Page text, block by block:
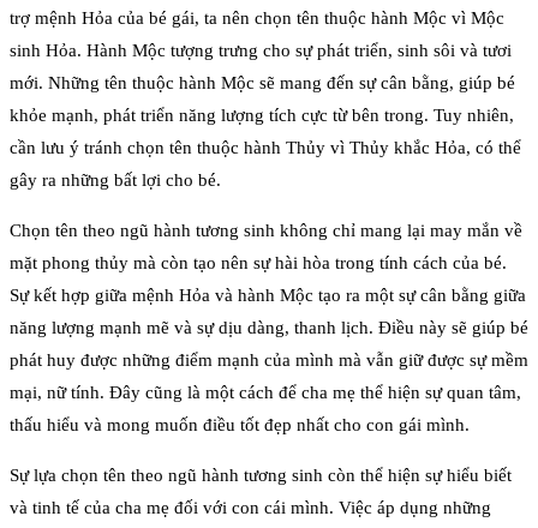
trợ mệnh Hỏa của bé gái, ta nên chọn tên thuộc hành Mộc vì Mộc
sinh Hỏa. Hành Mộc tượng trưng cho sự phát triển, sinh sôi và tươi
mới. Những tên thuộc hành Mộc sẽ mang đến sự cân bằng, giúp bé
khỏe mạnh, phát triển năng lượng tích cực từ bên trong. Tuy nhiên,
cần lưu ý tránh chọn tên thuộc hành Thủy vì Thủy khắc Hỏa, có thể
gây ra những bất lợi cho bé.
Chọn tên theo ngũ hành tương sinh không chỉ mang lại may mắn về
mặt phong thủy mà còn tạo nên sự hài hòa trong tính cách của bé.
Sự kết hợp giữa mệnh Hỏa và hành Mộc tạo ra một sự cân bằng giữa
năng lượng mạnh mẽ và sự dịu dàng, thanh lịch. Điều này sẽ giúp bé
phát huy được những điểm mạnh của mình mà vẫn giữ được sự mềm
mại, nữ tính. Đây cũng là một cách để cha mẹ thể hiện sự quan tâm,
thấu hiểu và mong muốn điều tốt đẹp nhất cho con gái mình.
Sự lựa chọn tên theo ngũ hành tương sinh còn thể hiện sự hiểu biết
và tinh tế của cha mẹ đối với con cái mình. Việc áp dụng những